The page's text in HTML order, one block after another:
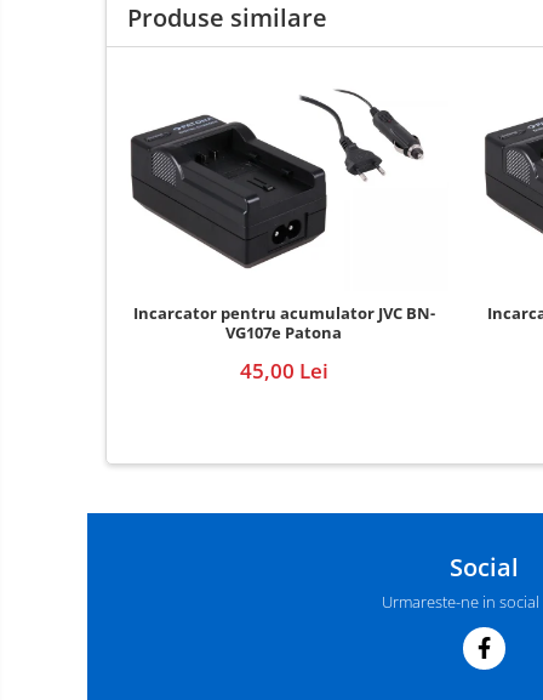
Produse similare
Incarcator pentru acumulator JVC BN-
VG107e Patona
45,00 Lei
Social
Urmareste-ne in